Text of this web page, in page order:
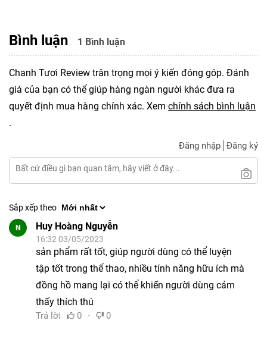
Bình luận 1 Bình luận
Chanh Tươi Review trân trọng mọi ý kiến đóng góp. Đánh
giá của bạn có thể giúp hàng ngàn người khác đưa ra
quyết định mua hàng chính xác. Xem chính sách bình luận
.
Đăng nhập Đăng ký
Sắp xếp theo
N Huy Hoàng Nguyễn
16:32 03/05/2023
sản phẩm rất tốt, giúp người dùng có thể luyện
tập tốt trong thể thao, nhiều tính năng hữu ích mà
đồng hồ mang lại có thể khiến người dùng cảm
thấy thích thú
Trả lời 0 0